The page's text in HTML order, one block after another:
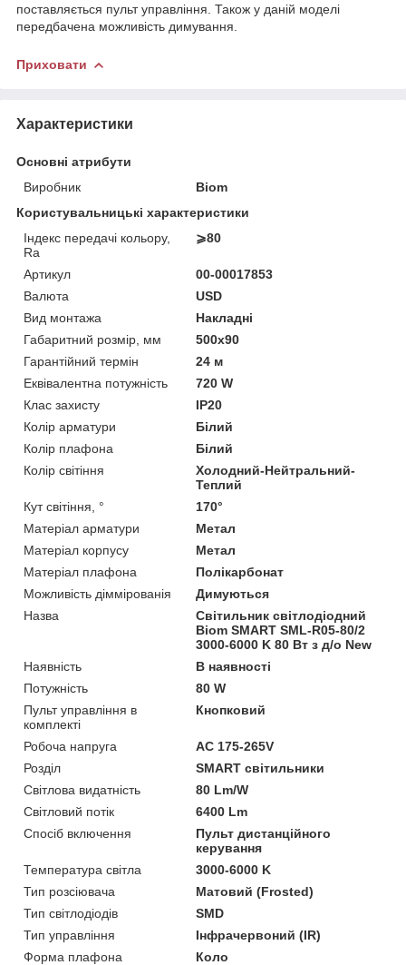
поставляється пульт управління. Також у даній моделі
передбачена можливість димування.
Приховати
Характеристики
Основні атрибути
Виробник
Biom
Користувальницькі характеристики
Індекс передачі кольору,
Ra
⩾80
Артикул
00-00017853
Валюта
USD
Вид монтажа
Накладні
Габаритний розмір, мм
500х90
Гарантійний термін
24 м
Еквівалентна потужність
720 W
Клас захисту
IP20
Колір арматури
Білий
Колір плафона
Білий
Колір світіння
Холодний-Нейтральний-
Теплий
Кут світіння, °
170°
Матеріал арматури
Метал
Матеріал корпусу
Метал
Матеріал плафона
Полікарбонат
Можливість діммірованія
Димуються
Назва
Світильник світлодіодний
Biom SMART SML-R05-80/2
3000-6000 K 80 Вт з д/о New
Наявність
В наявності
Потужність
80 W
Пульт управління в
комплекті
Кнопковий
Робоча напруга
AC 175-265V
Розділ
SMART світильники
Світлова видатність
80 Lm/W
Світловий потік
6400 Lm
Спосіб включення
Пульт дистанційного
керування
Температура світла
3000-6000 K
Тип розсіювача
Матовий (Frosted)
Тип світлодіодів
SMD
Тип управління
Інфрачервоний (IR)
Форма плафона
Коло